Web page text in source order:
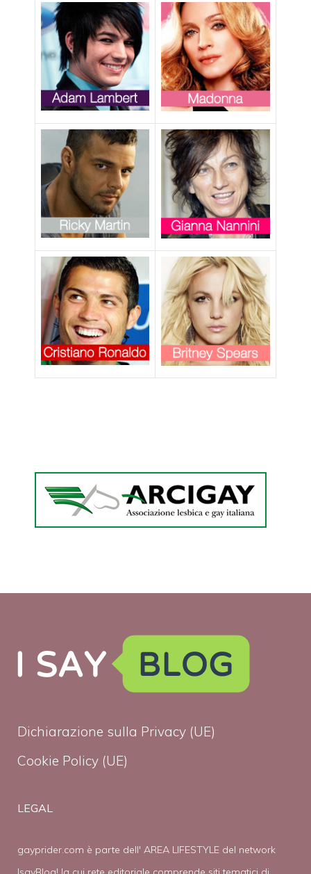
Dichiarazione sulla Privacy (UE)
Cookie Policy (UE)
LEGAL
gayprider.com è parte dell' AREA LIFESTYLE del network